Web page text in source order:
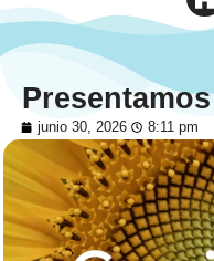
junio 30, 2026 8:11 pm